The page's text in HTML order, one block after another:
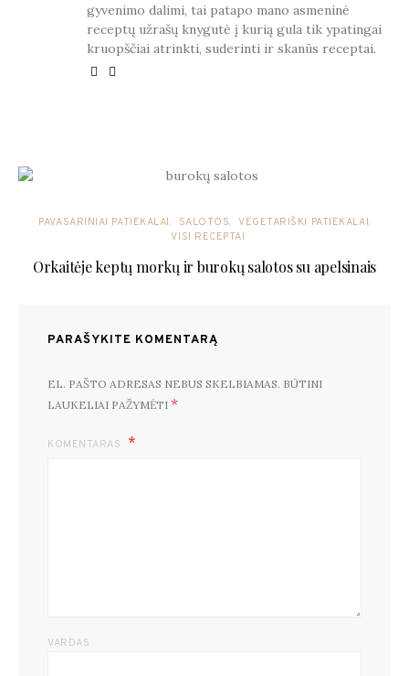
gyvenimo dalimi, tai patapo mano asmeninė
receptų užrašų knygutė į kurią gula tik ypatingai
kruopščiai atrinkti, suderinti ir skanūs receptai.
PAVASARINIAI PATIEKALAI SALOTOS
VEGETARIŠKI PATIEKALAI
VISI RECEPTAI
Orkaitėje keptų morkų ir burokų salotos su apelsinais
PARAŠYKITE KOMENTARĄ
EL. PAŠTO ADRESAS NEBUS SKELBIAMAS. BŪTINI
LAUKELIAI PAŽYMĖTI *
KOMENTARAS
VARDAS